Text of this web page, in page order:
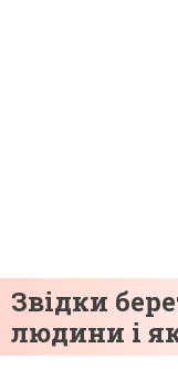
Звідки
людини і